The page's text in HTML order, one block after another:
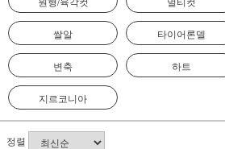
쌀알 타이어론델
변축 하트
지르코니아
정렬